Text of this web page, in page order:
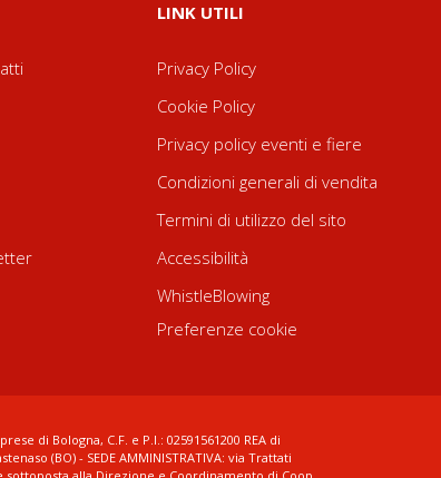
LINK UTILI
Privacy Policy
Cookie Policy
Privacy policy eventi e fiere
Condizioni generali di vendita
Termini di utilizzo del sito
Accessibilità
WhistleBlowing
Preferenze cookie
di Bologna, C.F. e P.I.: 02591561200 REA di
(BO) - SEDE AMMINISTRATIVA: via Trattati